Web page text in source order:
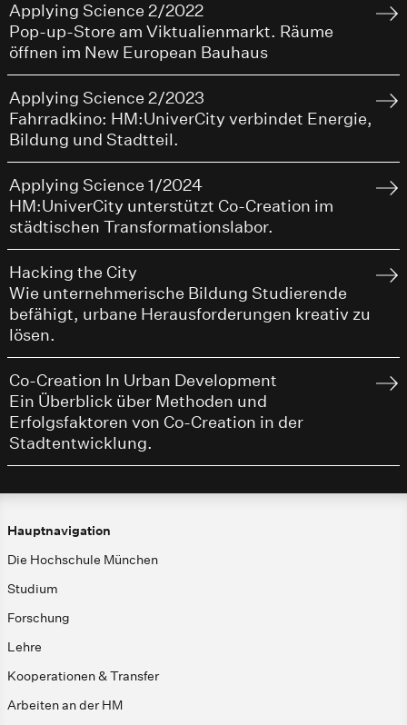
Applying Science 2/2022
Pop-up-Store am Viktualienmarkt. Räume
öffnen im New European Bauhaus
Applying Science 2/2023
Fahrradkino: HM:UniverCity verbindet Energie,
Bildung und Stadtteil.
Applying Science 1/2024
HM:UniverCity unterstützt Co-Creation im
städtischen Transformationslabor.
Hacking the City
Wie unternehmerische Bildung Studierende
befähigt, urbane Herausforderungen kreativ zu
lösen.
Co-Creation In Urban Development
Ein Überblick über Methoden und
Erfolgsfaktoren von Co-Creation in der
Stadtentwicklung.
Hauptnavigation
Die Hochschule München
Studium
Forschung
Lehre
Kooperationen & Transfer
Arbeiten an der HM